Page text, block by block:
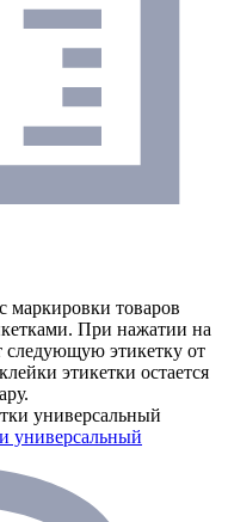
маркировки товаров
При нажатии на
следующую этикетку от
этикетки остается
универсальный